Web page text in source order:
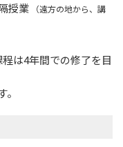
授業
（遠方の地から、講
は4年間での修了を目